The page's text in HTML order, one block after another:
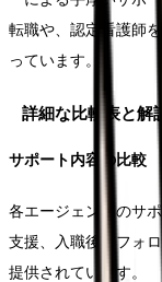
転職や、認定看護師
っています。
詳細な比較表と解説
サポート内容の比較
各エージェントのサ
支援、入職後のフォ
提供されています。